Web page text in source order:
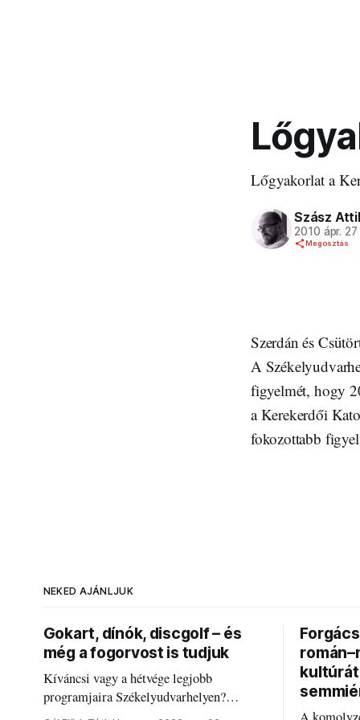
Lőgyakorlat a
Szász
2010 ápr. 27
Megosztás
Szerdán és
A
figyelmét, hogy
a Kerekerdői
fokozottabb
NEKED AJÁNLJUK
Gokart, dínók, discgolf – és
még a fogorvost is tudjuk
Kíváncsi vagy a hétvége legjobb
programjaira Székelyudvarhelyen?
Nálunk megtalálod őket – sőt, ha baj van a
kultúrát